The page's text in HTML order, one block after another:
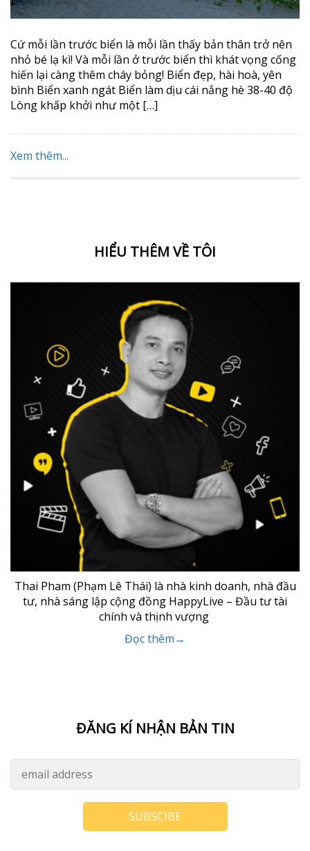
Cứ mỗi lần trước biển là mỗi lần thấy bản thân trở nên
nhỏ bé lạ kì! Và mỗi lần ở trước biển thì khát vọng cống
hiến lại càng thêm cháy bỏng! Biển đẹp, hài hoà, yên
bình Biển xanh ngát Biển làm dịu cái nắng hè 38-40 độ
Lòng khấp khởi như một […]
Xem thêm...
HIỂU THÊM VỀ TÔI
Thai Pham (Phạm Lê Thái) là nhà kinh doanh, nhà đầu
tư, nhà sáng lập cộng đồng HappyLive – Đầu tư tài
chính và thịnh vượng
Đọc thêm→
ĐĂNG KÍ NHẬN BẢN TIN
SUBSCIBE